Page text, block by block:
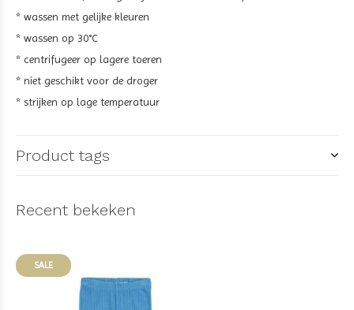
* wassen met gelijke kleuren
* wassen op 30°C
* centrifugeer op lagere toeren
* niet geschikt voor de droger
* strijken op lage temperatuur
Product tags
Recent bekeken
SALE